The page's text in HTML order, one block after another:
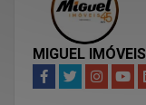
MIGUEL IMÓVEIS